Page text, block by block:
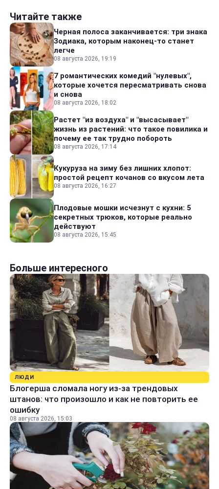
Читайте также
Черная полоса заканчивается: три знака
Зодиака, которым наконец-то станет
легче
08 августа 2026, 19:19
7 романтических комедий "нулевых",
которые хочется пересматривать снова
и снова
08 августа 2026, 18:02
Растет "из воздуха" и "высасывает"
жизнь из растений: что такое повилика и
почему ее так трудно побороть
08 августа 2026, 17:14
Кукуруза на зиму без лишних хлопот:
простой рецепт кочанов со вкусом лета
08 августа 2026, 16:27
Плодовые мошки исчезнут с кухни: 5
секретных трюков, которые реально
действуют
08 августа 2026, 15:45
Больше интересного
ЛЮДИ
Блогерша сломала ногу из-за трендовых
штанов: что произошло и как не повторить ее
ошибку
08 августа 2026, 15:03